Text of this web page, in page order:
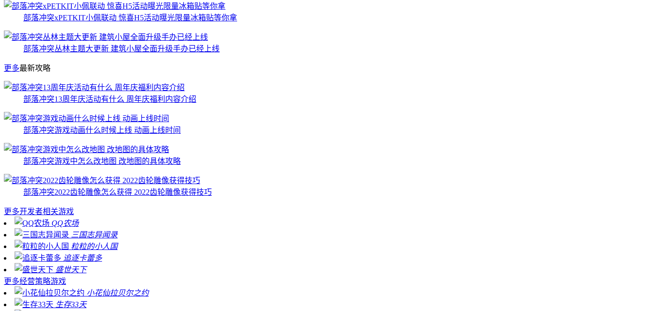
部落冲突xPETKIT小佩联动 惊喜H5活动曝光限量冰箱贴等你拿
部落冲突丛林主题大更新 建筑小屋全面升级手办已经上线
更多最新攻略
部落冲突13周年庆活动有什么 周年庆福利内容介绍
部落冲突游戏动画什么时候上线 动画上线时间
部落冲突游戏中怎么改地图 改地图的具体攻略
部落冲突2022齿轮雕像怎么获得 2022齿轮雕像获得技巧
更多开发者相关游戏
QQ农场
三国志异闻录
粒粒的小人国
追逐卡蕾多
盛世天下
更多经营策略游戏
小花仙拉贝尔之约
生存33天